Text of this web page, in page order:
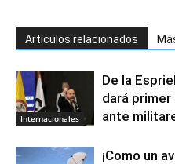
Artículos relacionados
Internacionales
De la
dará
ante
¡Como un